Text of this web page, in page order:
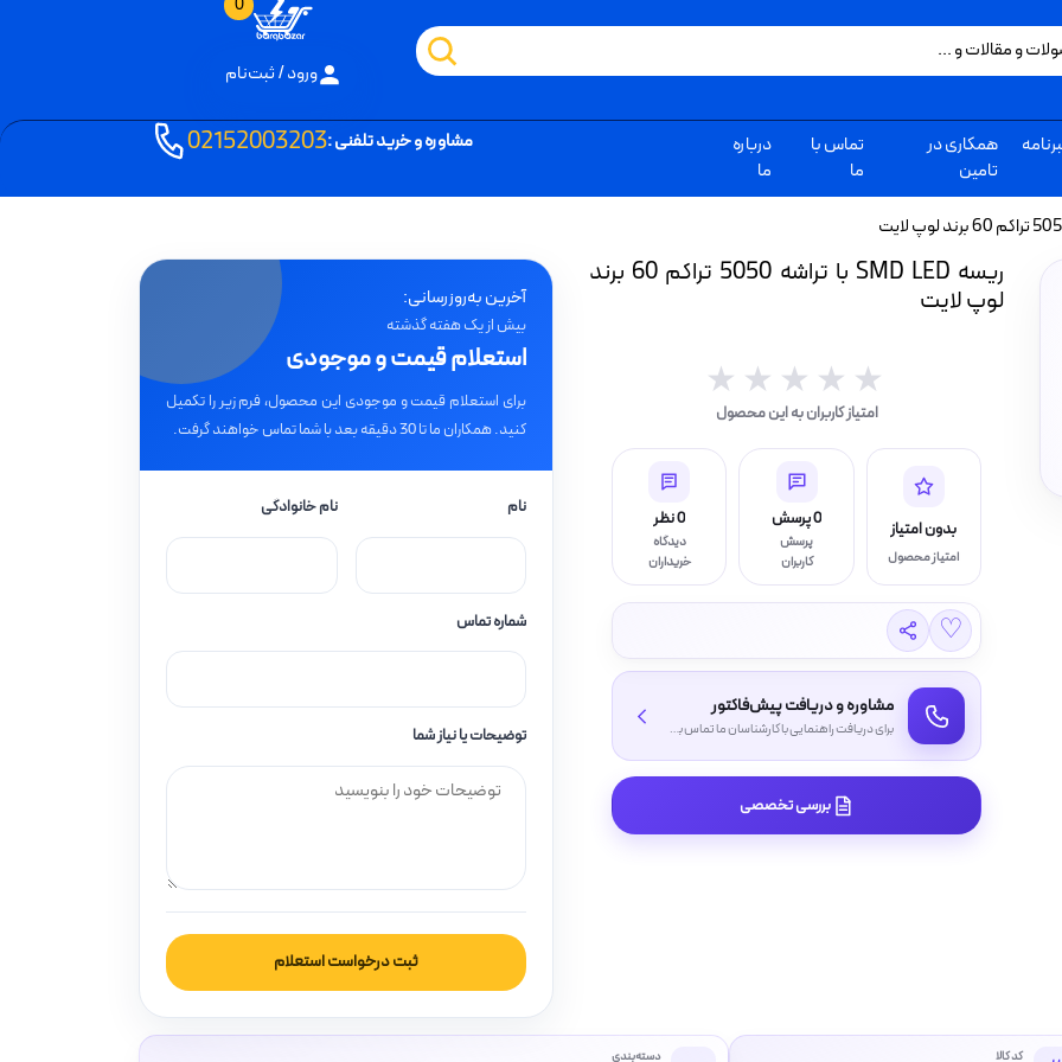
0
ورود / ثبت‌نام
همکاری در
تامین
تماس با
ما
درباره
ما
مشاوره و خرید تلفنی :02152003203
ریسه SMD LED با تراشه 5050 تراکم 60 برند
لوپ لایت
★★★★★
★★★★★
امتیاز کاربران به این محصول
بدون امتیاز
امتیاز محصول
0 پرسش
پرسش
کاربران
0 نظر
دیدگاه
خریداران
♡
مشاوره و دریافت پیش‌فاکتور
برای دریافت راهنمایی با کارشناسان ما تماس بگیرید
بررسی تخصصی
آخرین به‌روزرسانی:
بیش از یک هفته گذشته
استعلام قیمت و موجودی
برای استعلام قیمت و موجودی این محصول، فرم زیر را تکمیل
کنید. همکاران ما تا 30 دقیقه بعد با شما تماس خواهند گرفت.
نام نام خانوادگی
شماره تماس
توضیحات یا نیاز شما
ثبت درخواست استعلام
کد کالا دسته‌بندی